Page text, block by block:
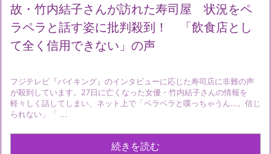
故・竹内結子さんが訪れた寿司屋 状況をペ
ラペラと話す姿に批判殺到！ 「飲食店とし
て全く信用できない」の声
フジテレビ『バイキング』のインタビューに応じた寿司店に非難の声
が殺到しています。27日に亡くなった女優・竹内結子さんの情報を
軽々しく話してしまい、ネット上で「ベラベラと喋っちゃうん…。信じ
られない」「 ...
続きを読む